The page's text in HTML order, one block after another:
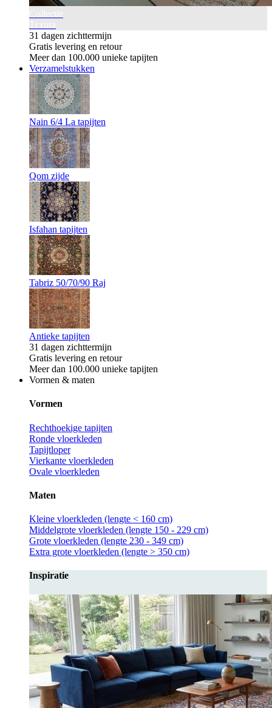
31 dagen zichttermijn
Gratis levering en retour
Meer dan 100.000 unieke tapijten
Verzamelstukken
Nain 6/4 La tapijten
Qom zijde
Isfahan tapijten
Tabriz 50/70/90 Raj
Antieke tapijten
31 dagen zichttermijn
Gratis levering en retour
Meer dan 100.000 unieke tapijten
Vormen & maten
Vormen
Rechthoekige tapijten
Ronde vloerkleden
Tapijtloper
Vierkante vloerkleden
Ovale vloerkleden
Maten
Kleine vloerkleden (lengte < 160 cm)
Middelgrote vloerkleden (lengte 150 - 229 cm)
Grote vloerkleden (lengte 230 - 349 cm)
Extra grote vloerkleden (lengte > 350 cm)
Inspiratie